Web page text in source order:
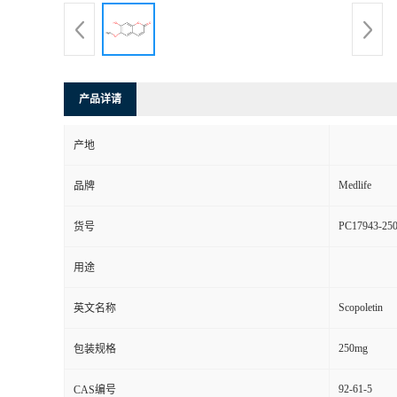
产品详请
产地
品牌 Medlife
货号 PC17943-
用途
英文名称 Scopoletin
包装规格 250mg
CAS编号 92-61-5